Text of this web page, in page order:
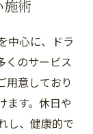
施術
中心に、ドラ
くのサービス
用意しており
ます。休日や
し、健康的で